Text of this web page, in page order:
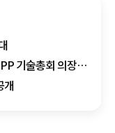
기술총회 의장·
개